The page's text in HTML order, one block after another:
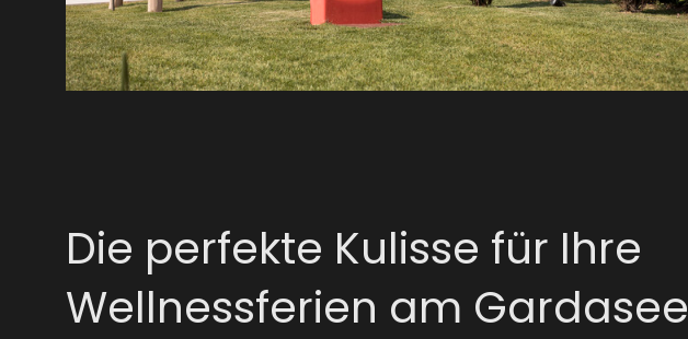
Die perfekte Kulisse für Ihre
Wellnessferien am Gardasee